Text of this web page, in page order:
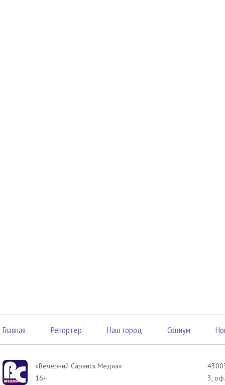
Главная Репортер Наш город Социум
«Вечерний Саранск Mедиа»
16+
3,